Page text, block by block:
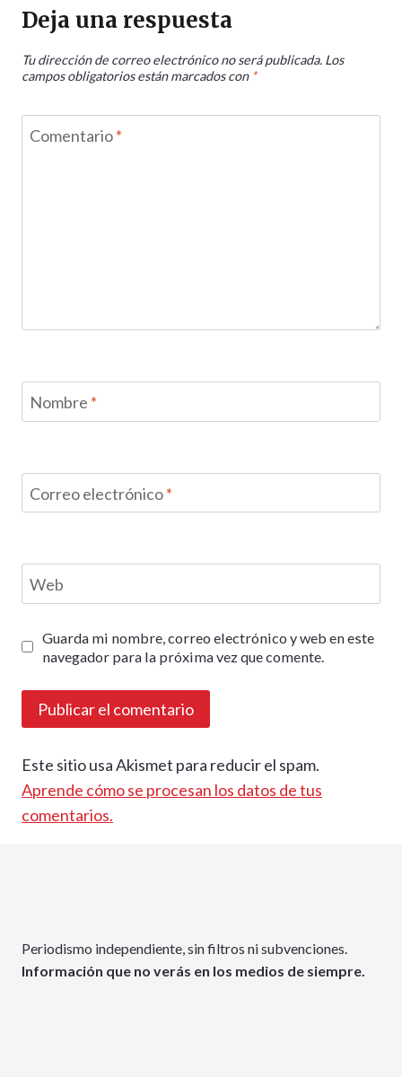
Deja una respuesta
Tu dirección de correo electrónico no será publicada. Los
campos obligatorios están marcados con *
Comentario*
Nombre *
Correo electrónico*
Web
Guarda mi nombre, correo electrónico y web en este
navegador para la próxima vez que comente.
Este sitio usa Akismet para reducir el spam.
Aprende cómo se procesan los datos de tus
comentarios.
Periodismo independiente, sin filtros ni subvenciones.
Información que no verás en los medios de siempre.